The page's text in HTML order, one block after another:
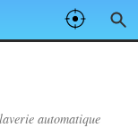
automatique